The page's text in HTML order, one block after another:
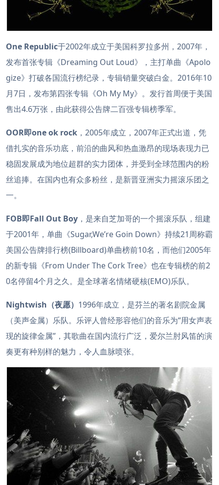
One Republic于2002年成立于美国科罗拉多州，2007年，
发布首张专辑《Dreaming Out Loud》，主打单曲《Apolo
gize》打破各国流行榜纪录，专辑销量突破白金。2016年10
月7日，发布第四张专辑《Oh My My》。发行首周便于美国
售出4.6万张，由此获得公告牌二百强专辑榜季军。
OOR即one ok rock ，2005年成立，2007年正式出道，凭
借扎实的音乐功底，前沿的曲风和热血激昂的现场表现力已
稳固发展成为地位超群的实力团体，并受到全球范围内的粉
丝追捧。在国内也有众多粉丝，是新晋亚洲实力摇滚乐团之
一。
FOB即Fall Out Boy ，是来自芝加哥的一个摇滚乐队，组建
于2001年，单曲《Sugar,We’re Goin Down》持续21周称霸
美国公告牌排行榜(Billboard)单曲榜前10名，而他们2005年
的新专辑《From Under The Cork Tree》也在专辑榜的前2
0名停留4个月之久。是全球著名情绪硬核(EMO)乐队。
Nightwish（夜愿） 1996年成立，是芬兰的著名剧院金属
（美声金属）乐队。乐评人曾经形容他们的音乐为“用女声表
现的旋律金属”，其歌曲在国内流行广泛，爱尔兰肘风笛的演
奏更有种别样的魅力，令人血脉喷张。